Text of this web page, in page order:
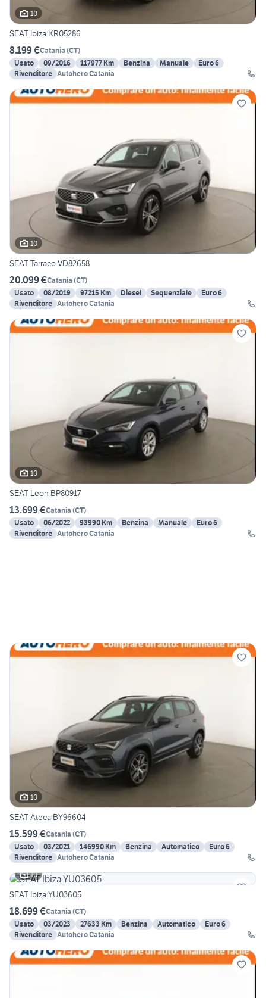
10
SEAT Ibiza KR05286
8.199 €Catania (CT)
Usato
09/2016 117977 Km Benzina Manuale
Euro 6
Rivenditore Autohero Catania
10
SEAT Tarraco VD82658
20.099 €Catania (CT)
Usato
08/2019 97215 Km Diesel Sequenziale
Euro 6
Rivenditore Autohero Catania
10
SEAT Leon BP80917
13.699 €Catania (CT)
Usato
06/2022 93990 Km Benzina Manuale
Euro 6
Rivenditore Autohero Catania
10
SEAT Ateca BY96604
15.599 €Catania (CT)
Usato
03/2021 146990 Km Benzina Automatico
Euro 6
Rivenditore Autohero Catania
10
SEAT Ibiza YU03605
18.699 €Catania (CT)
Usato
03/2023 27633 Km Benzina Automatico
Euro 6
Rivenditore Autohero Catania